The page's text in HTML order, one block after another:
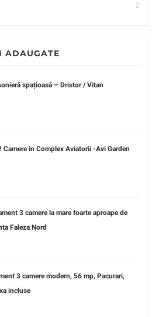
2
ADAUGATE
spațioasă – Dristor / Vitan
Camere in Complex Aviatorii -Avi Garden
3 camere la mare foarte aproape de
Faleza Nord
3 camere modern, 56 mp, Pacurari,
incluse